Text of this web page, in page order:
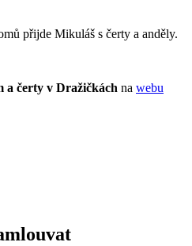
přijde Mikuláš s čerty a anděly.
a čerty v Dražičkách na webu